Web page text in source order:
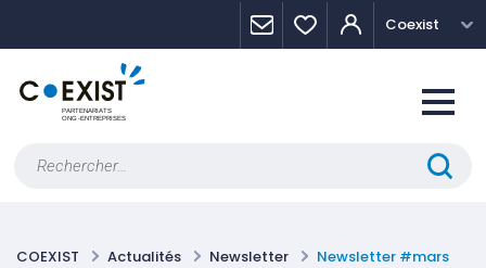
Coexist
COEXIST Actualités Newsletter Newsletter #mars